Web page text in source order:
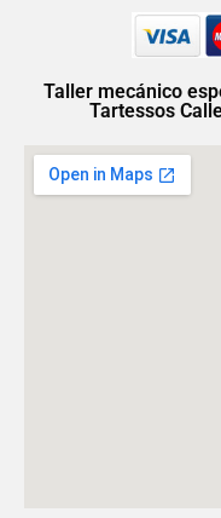
Taller mecánico
Tartessos